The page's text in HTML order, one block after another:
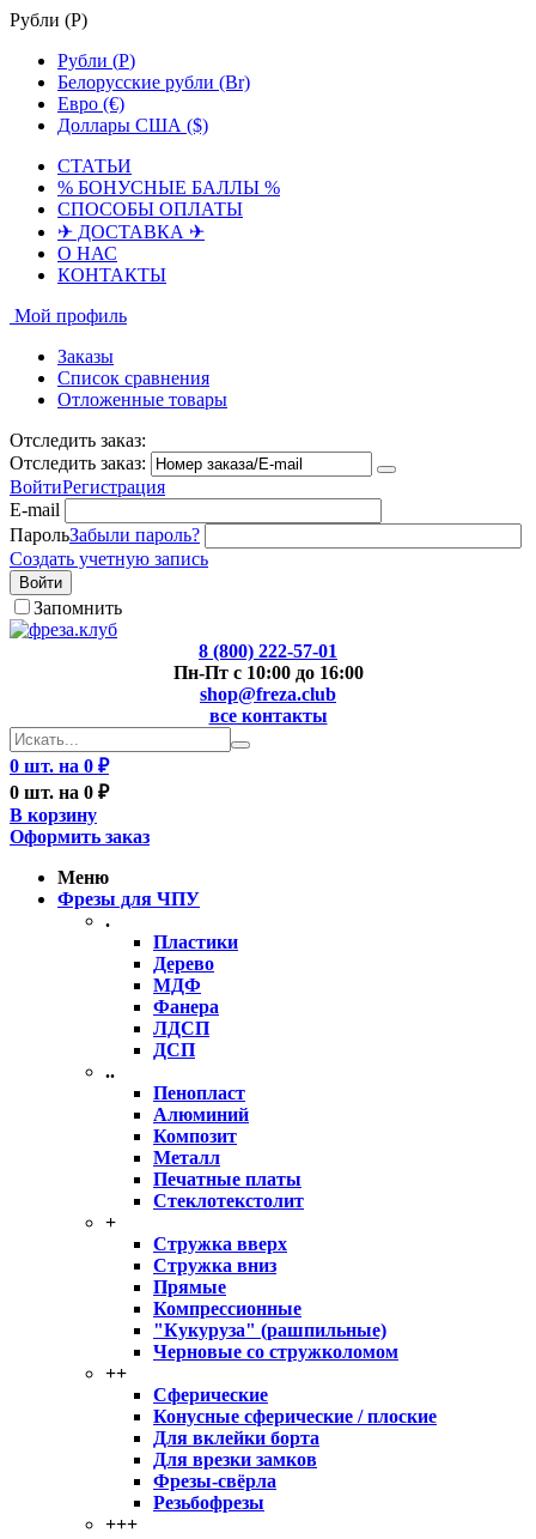
Рубли (Р)
Рубли (Р)
Белорусские рубли (Br)
Евро (€)
Доллары США ($)
СТАТЬИ
% БОНУСНЫЕ БАЛЛЫ %
СПОСОБЫ ОПЛАТЫ
✈ ДОСТАВКА ✈
О НАС
КОНТАКТЫ
Мой профиль
Заказы
Список сравнения
Отложенные товары
Отследить заказ:
Отследить заказ:
ВойтиРегистрация
E-mail
ПарольЗабыли пароль?
Создать учетную запись
Войти
Запомнить
8 (800) 222-57-01
Пн-Пт с 10:00 до 16:00
shop@freza.club
все контакты
0 шт. на 0 ₽
0 шт. на 0 ₽
В корзину
Оформить заказ
Меню
Фрезы для ЧПУ
.
Пластики
Дерево
МДФ
Фанера
ЛДСП
ДСП
..
Пенопласт
Алюминий
Композит
Металл
Печатные платы
Стеклотекстолит
+
Стружка вверх
Стружка вниз
Прямые
Компрессионные
"Кукуруза" (рашпильные)
Черновые со стружколомом
++
Сферические
Конусные сферические / плоские
Для вклейки борта
Для врезки замков
Фрезы-свёрла
Резьбофрезы
+++